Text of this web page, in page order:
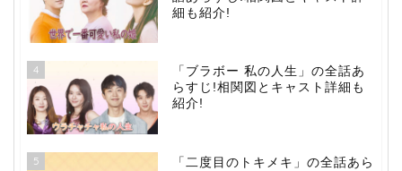
細も紹介!
4
「ブラボー 私の人生」の全話あ
らすじ!相関図とキャスト詳細も
紹介!
5
「二度目のトキメキ」の全話あら